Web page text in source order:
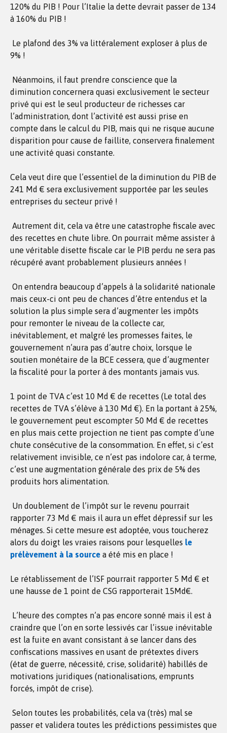
120% du PIB ! Pour l’Italie la dette devrait passer de 134
à 160% du PIB !
Le plafond des 3% va littéralement exploser à plus de
9% !
Néanmoins, il faut prendre conscience que la
diminution concernera quasi exclusivement le secteur
privé qui est le seul producteur de richesses car
l’administration, dont l’activité est aussi prise en
compte dans le calcul du PIB, mais qui ne risque aucune
disparition pour cause de faillite, conservera finalement
une activité quasi constante.
Cela veut dire que l’essentiel de la diminution du PIB de
241 Md € sera exclusivement supportée par les seules
entreprises du secteur privé !
Autrement dit, cela va être une catastrophe fiscale avec
des recettes en chute libre. On pourrait même assister à
une véritable disette fiscale car le PIB perdu ne sera pas
récupéré avant probablement plusieurs années !
On entendra beaucoup d’appels à la solidarité nationale
mais ceux-ci ont peu de chances d’être entendus et la
solution la plus simple sera d’augmenter les impôts
pour remonter le niveau de la collecte car,
inévitablement, et malgré les promesses faites, le
gouvernement n’aura pas d’autre choix, lorsque le
soutien monétaire de la BCE cessera, que d’augmenter
la fiscalité pour la porter à des montants jamais vus.
1 point de TVA c’est 10 Md € de recettes (Le total des
recettes de TVA s’élève à 130 Md €). En la portant à 25%,
le gouvernement peut escompter 50 Md € de recettes
en plus mais cette projection ne tient pas compte d’une
chute consécutive de la consommation. En effet, si c’est
relativement invisible, ce n’est pas indolore car, à terme,
c’est une augmentation générale des prix de 5% des
produits hors alimentation.
Un doublement de l’impôt sur le revenu pourrait
rapporter 73 Md € mais il aura un effet dépressif sur les
ménages. Si cette mesure est adoptée, vous toucherez
alors du doigt les vraies raisons pour lesquelles le
prélèvement à la source a été mis en place !
Le rétablissement de l’ISF pourrait rapporter 5 Md € et
une hausse de 1 point de CSG rapporterait 15Md€.
L’heure des comptes n’a pas encore sonné mais il est à
craindre que l’on en sorte lessivés car l’issue inévitable
est la fuite en avant consistant à se lancer dans des
confiscations massives en usant de prétextes divers
(état de guerre, nécessité, crise, solidarité) habillés de
motivations juridiques (nationalisations, emprunts
forcés, impôt de crise).
Selon toutes les probabilités, cela va (très) mal se
passer et validera toutes les prédictions pessimistes que